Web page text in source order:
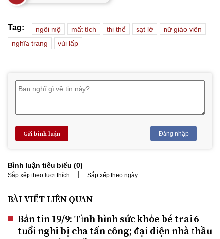
Tag: ngôi mộ mất tích thi thể sạt lở
nữ giáo viên
nghĩa trang
vùi lấp
Gửi bình luận Đăng nhập
Bình luận tiêu biểu (0)
Sắp xếp theo lượt thích | Sắp xếp theo ngày
BÀI VIẾT LIÊN QUAN
Bản tin 19/9: Tình hình sức khỏe bé trai 6
tuổi nghi bị cha tấn công; đại diện nhà thầu